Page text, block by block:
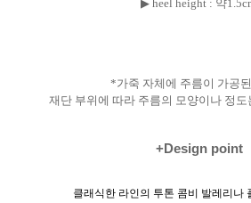
▶ heel height : 약
*가죽 자체에 주름이 가공
재단 부위에 따라 주름의 모양이나 정도
+Design point
클래식한 라인의 투톤 콤비 발레리나